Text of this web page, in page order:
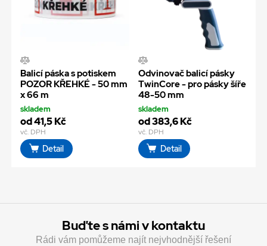
Balicí páska s potiskem
POZOR KŘEHKÉ - 50 mm
x 66 m
skladem
od 41,5 Kč
vč. DPH
Detail
Odvinovač balicí pásky
TwinCore - pro pásky šíře
48-50 mm
skladem
od 383,6 Kč
vč. DPH
Detail
Buďte s námi v kontaktu
Rádi vám pomůžeme najít nejvhodnější řešení